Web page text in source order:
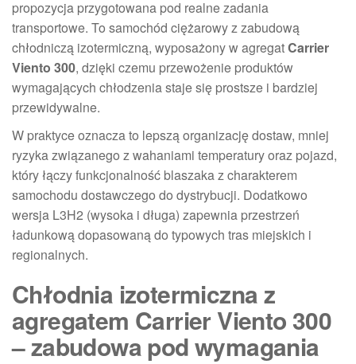
propozycja przygotowana pod realne zadania
transportowe. To samochód ciężarowy z zabudową
chłodniczą izotermiczną, wyposażony w agregatCarrier
Viento 300, dzięki czemu przewożenie produktów
wymagających chłodzenia staje się prostsze i bardziej
przewidywalne.
W praktyce oznacza to lepszą organizację dostaw, mniej
ryzyka związanego z wahaniami temperatury oraz pojazd,
który łączy funkcjonalność blaszaka z charakterem
samochodu dostawczego do dystrybucji. Dodatkowo
wersja L3H2 (wysoka i długa) zapewnia przestrzeń
ładunkową dopasowaną do typowych tras miejskich i
regionalnych.
Chłodnia izotermiczna z
agregatem Carrier Viento 300
– zabudowa pod wymagania